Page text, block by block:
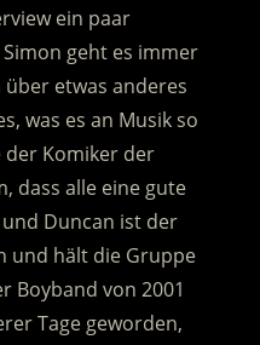
ein paar
geht es immer
etwas anderes
was es an Musik so
der Komiker der
dass alle eine gute
Duncan ist der
und hält die Gruppe
Boyband von 2001
Tage geworden,